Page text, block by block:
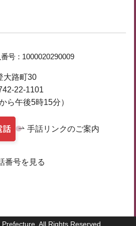
号： 1000020290009
路町30
22-1101
ら午後5時15分）
手話リンクのご案内
番号を見る
All Rights Reserved.